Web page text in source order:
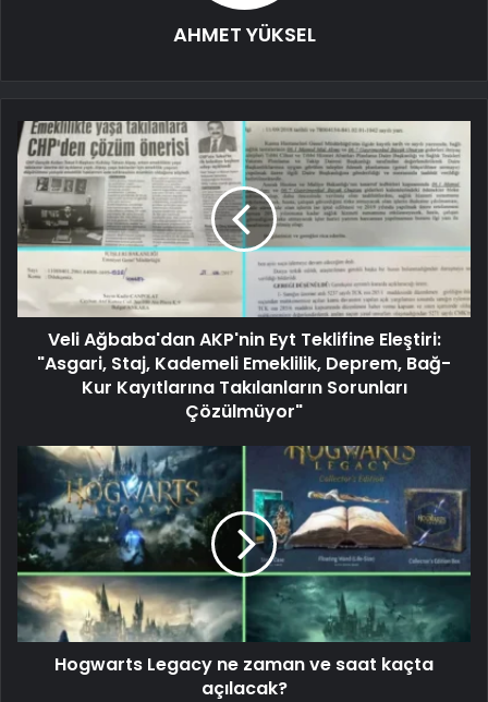
AHMET YÜKSEL
Veli Ağbaba'dan AKP'nin Eyt Teklifine Eleştiri:
"Asgari, Staj, Kademeli Emeklilik, Deprem, Bağ-
Kur Kayıtlarına Takılanların Sorunları
Çözülmüyor"
Hogwarts Legacy ne zaman ve saat kaçta
açılacak?